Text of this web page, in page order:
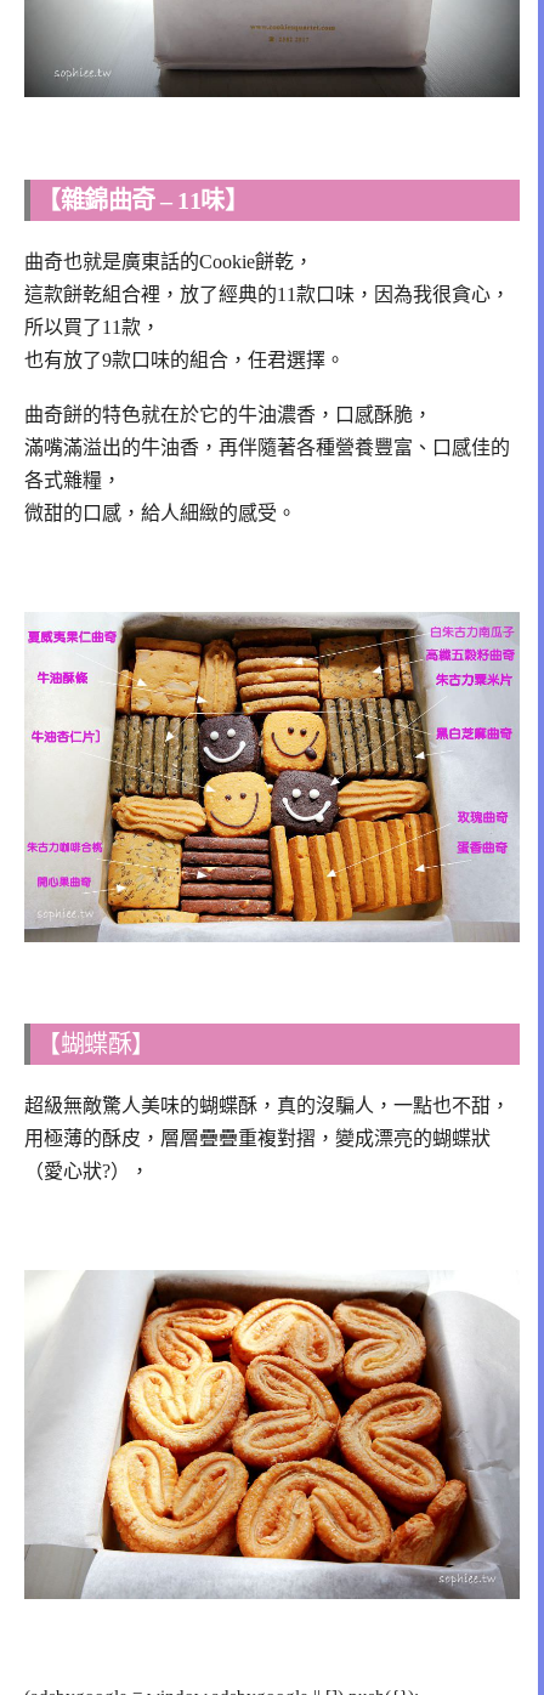
【雜錦曲奇 – 11味】
曲奇也就是廣東話的Cookie餅乾，
這款餅乾組合裡，放了經典的11款口味，因為我很貪心，
所以買了11款，
也有放了9款口味的組合，任君選擇。
曲奇餅的特色就在於它的牛油濃香，口感酥脆，
滿嘴滿溢出的牛油香，再伴隨著各種營養豐富、口感佳的
各式雜糧，
微甜的口感，給人細緻的感受。
【蝴蝶酥】
超級無敵驚人美味的蝴蝶酥，真的沒騙人，一點也不甜，
用極薄的酥皮，層層疊疊重複對摺，變成漂亮的蝴蝶狀
（愛心狀?），